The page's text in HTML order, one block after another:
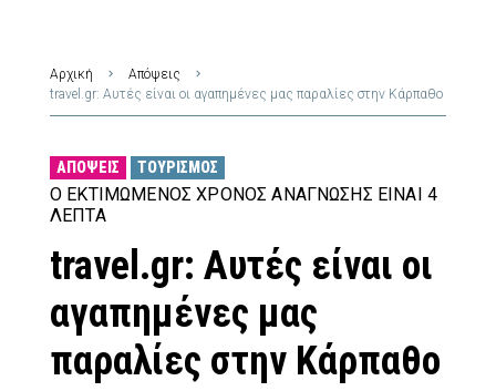
Αρχική
Απόψεις
travel.gr: Αυτές είναι οι αγαπημένες μας παραλίες στην Κάρπαθο
ΑΠΌΨΕΙΣ ΤΟΥΡΙΣΜΌΣ
Ο ΕΚΤΙΜΏΜΕΝΟΣ ΧΡΌΝΟΣ ΑΝΆΓΝΩΣΗΣ ΕΊΝΑΙ 4
ΛΕΠΤΆ
travel.gr: Αυτές είναι οι
αγαπημένες μας
παραλίες στην Κάρπαθο